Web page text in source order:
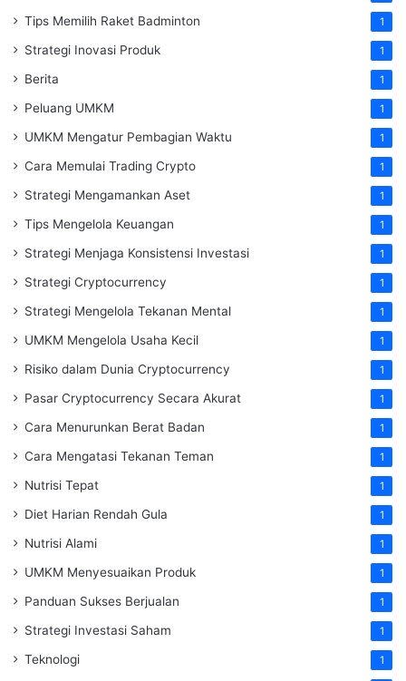
Tips Memilih Raket Badminton 1
Strategi Inovasi Produk 1
Berita 1
Peluang UMKM 1
UMKM Mengatur Pembagian Waktu 1
Cara Memulai Trading Crypto 1
Strategi Mengamankan Aset 1
Tips Mengelola Keuangan 1
Strategi Menjaga Konsistensi Investasi 1
Strategi Cryptocurrency 1
Strategi Mengelola Tekanan Mental 1
UMKM Mengelola Usaha Kecil 1
Risiko dalam Dunia Cryptocurrency 1
Pasar Cryptocurrency Secara Akurat 1
Cara Menurunkan Berat Badan 1
Cara Mengatasi Tekanan Teman 1
Nutrisi Tepat 1
Diet Harian Rendah Gula 1
Nutrisi Alami 1
UMKM Menyesuaikan Produk 1
Panduan Sukses Berjualan 1
Strategi Investasi Saham 1
Teknologi 1